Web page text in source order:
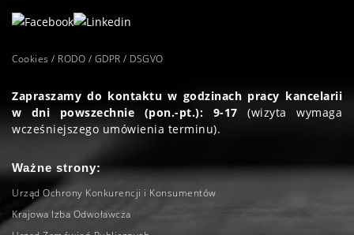
Cookies / RODO / GDPR / DSGVO
Zapraszamy do kontaktu w godzinach pracy kancelarii
w dni powszechnie (pon.-pt.): 9-17 (wizyta wymaga
wcześniejszego umówienia terminu).
Ważne strony:
Urząd Ochrony Konkurencji i Konsumentów
Krajowa Izba Odwoławcza